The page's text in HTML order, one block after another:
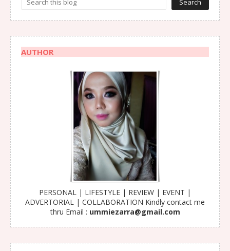
AUTHOR
PERSONAL | LIFESTYLE | REVIEW | EVENT |
ADVERTORIAL | COLLABORATION Kindly contact me
thru Email : ummiezarra@gmail.com